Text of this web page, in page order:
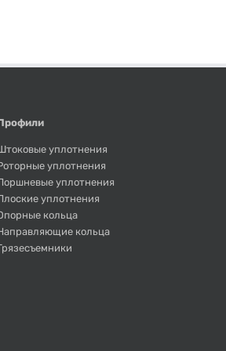
уплотнения
уплотнения
уплотнения
уплотнения
кольца
кольца